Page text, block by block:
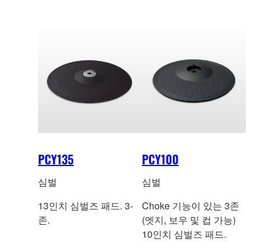
PCY135
심벌
13인치 심벌즈 패드. 3-
존.
PCY100
심벌
Choke 기능이 있는 3존
(엣지, 보우 및 컵 가능)
10인치 심벌즈 패드.